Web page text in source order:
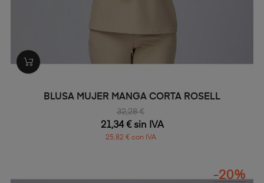
BLUSA MUJER MANGA CORTA ROSELL
32,28 €
21,34 € sin IVA
25,82 € con IVA
-20%